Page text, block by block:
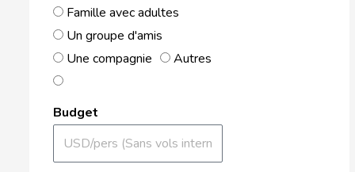
Famille avec adultes
Un groupe d'amis
Une compagnie
Autres
Budget